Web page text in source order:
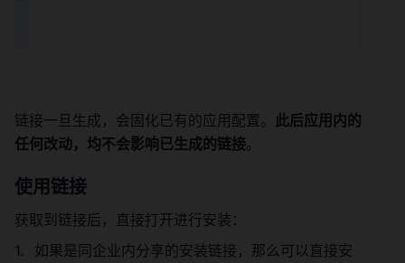
链接一旦生成，会固化已有的应用配置。 此后应用内的
任何改动，均不会影响已生成的链接。
使用链接
获取到链接后，直接打开进行安装：
如果是同企业内分享的安装链接，那么可以直接安